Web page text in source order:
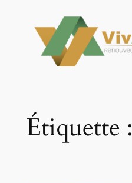
contenu
Étiquette :